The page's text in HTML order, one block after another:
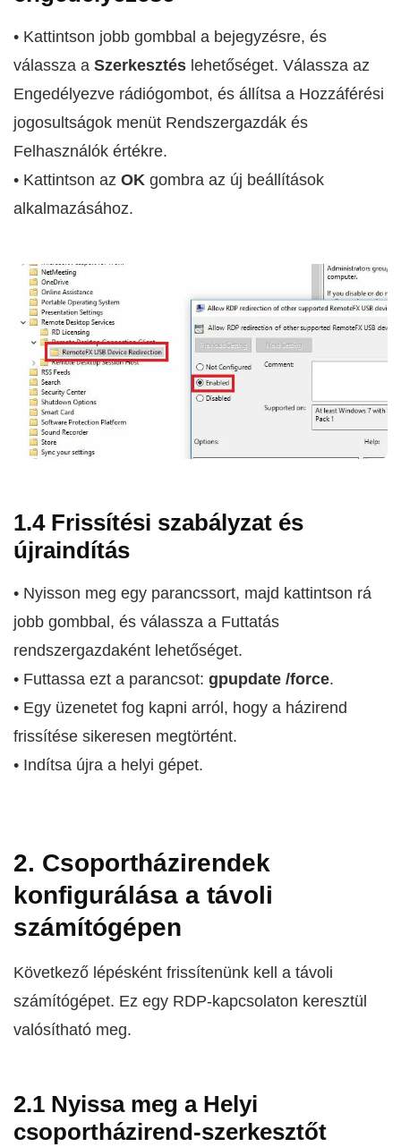
• Kattintson jobb gombbal a bejegyzésre, és
válassza a Szerkesztés lehetőséget. Válassza az
Engedélyezve rádiógombot, és állítsa a Hozzáférési
jogosultságok menüt Rendszergazdák és
Felhasználók értékre.
• Kattintson az OK gombra az új beállítások
alkalmazásához.
1.4 Frissítési szabályzat és
újraindítás
• Nyisson meg egy parancssort, majd kattintson rá
jobb gombbal, és válassza a Futtatás
rendszergazdaként lehetőséget.
• Futtassa ezt a parancsot: gpupdate /force.
• Egy üzenetet fog kapni arról, hogy a házirend
frissítése sikeresen megtörtént.
• Indítsa újra a helyi gépet.
2. Csoportházirendek
konfigurálása a távoli
számítógépen
Következő lépésként frissítenünk kell a távoli
számítógépet. Ez egy RDP-kapcsolaton keresztül
valósítható meg.
2.1 Nyissa meg a Helyi
csoportházirend-szerkesztőt